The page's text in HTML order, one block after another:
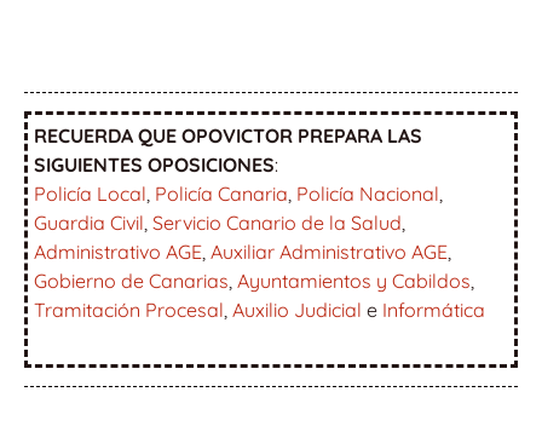
RECUERDA QUE OPOVICTOR PREPARA LAS
SIGUIENTES OPOSICIONES:
Policía Local Policía Canaria Policía Nacional
Guardia Civil Servicio Canario de la Salud
Administrativo AGE Auxiliar Administrativo AGE
Gobierno de Canarias Ayuntamientos y Cabildos
Tramitación Procesal Auxilio Judicial e Informática